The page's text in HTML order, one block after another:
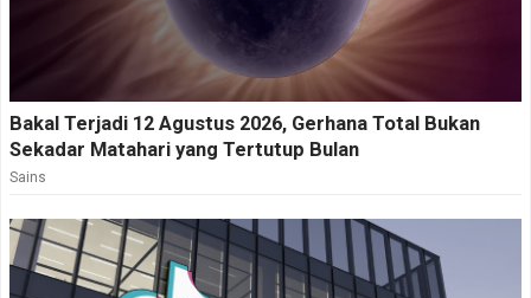
Bakal Terjadi 12 Agustus 2026, Gerhana Total Bukan
Sekadar Matahari yang Tertutup Bulan
Sains